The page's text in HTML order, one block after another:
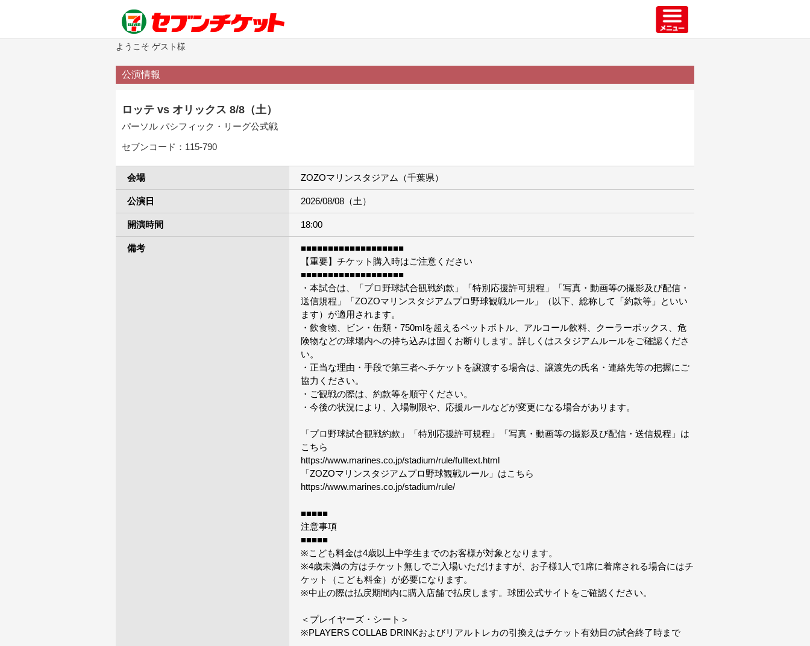
ようこそ ゲスト様
公演情報
ロッテ vs オリックス 8/8（土）
パーソル パシフィック・リーグ公式戦
セブンコード：115-790
会場 ZOZOマリンスタジアム（千葉県）
公演日 2026/08/08（土）
開演時間 18:00
備考
■■■■■■■■■■■■■■■■■■■
【重要】チケット購入時はご注意ください
■■■■■■■■■■■■■■■■■■■
・本試合は、「プロ野球試合観戦約款」「特別応援許可規程」「写真・動画等の撮影及び配信・
送信規程」「ZOZOマリンスタジアムプロ野球観戦ルール」（以下、総称して「約款等」といい
ます）が適用されます。
・飲食物、ビン・缶類・750mlを超えるペットボトル、アルコール飲料、クーラーボックス、危
険物などの球場内への持ち込みは固くお断りします。詳しくはスタジアムルールをご確認くださ
い。
・正当な理由・手段で第三者へチケットを譲渡する場合は、譲渡先の氏名・連絡先等の把握にご
協力ください。
・ご観戦の際は、約款等を順守ください。
・今後の状況により、入場制限や、応援ルールなどが変更になる場合があります。
「プロ野球試合観戦約款」「特別応援許可規程」「写真・動画等の撮影及び配信・送信規程」は
こちら
https://www.marines.co.jp/stadium/rule/fulltext.html
「ZOZOマリンスタジアムプロ野球観戦ルール」はこちら
https://www.marines.co.jp/stadium/rule/
■■■■■
注意事項
■■■■■
※こども料金は4歳以上中学生までのお客様が対象となります。
※4歳未満の方はチケット無しでご入場いただけますが、お子様1人で1席に着席される場合にはチ
ケット（こども料金）が必要になります。
※中止の際は払戻期間内に購入店舗で払戻します。球団公式サイトをご確認ください。
＜プレイヤーズ・シート＞
※PLAYERS COLLAB DRINKおよびリアルトレカの引換えはチケット有効日の試合終了時まで